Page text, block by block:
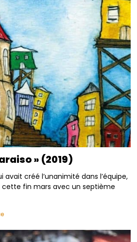
» (2019)
avait créé l’unanimité dans l’équipe,
cette fin mars avec un septième